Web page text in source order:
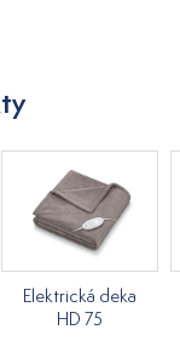
Elektrická deka
HD 75